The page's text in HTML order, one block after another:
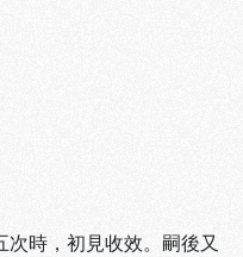
時，初見收效。嗣後又